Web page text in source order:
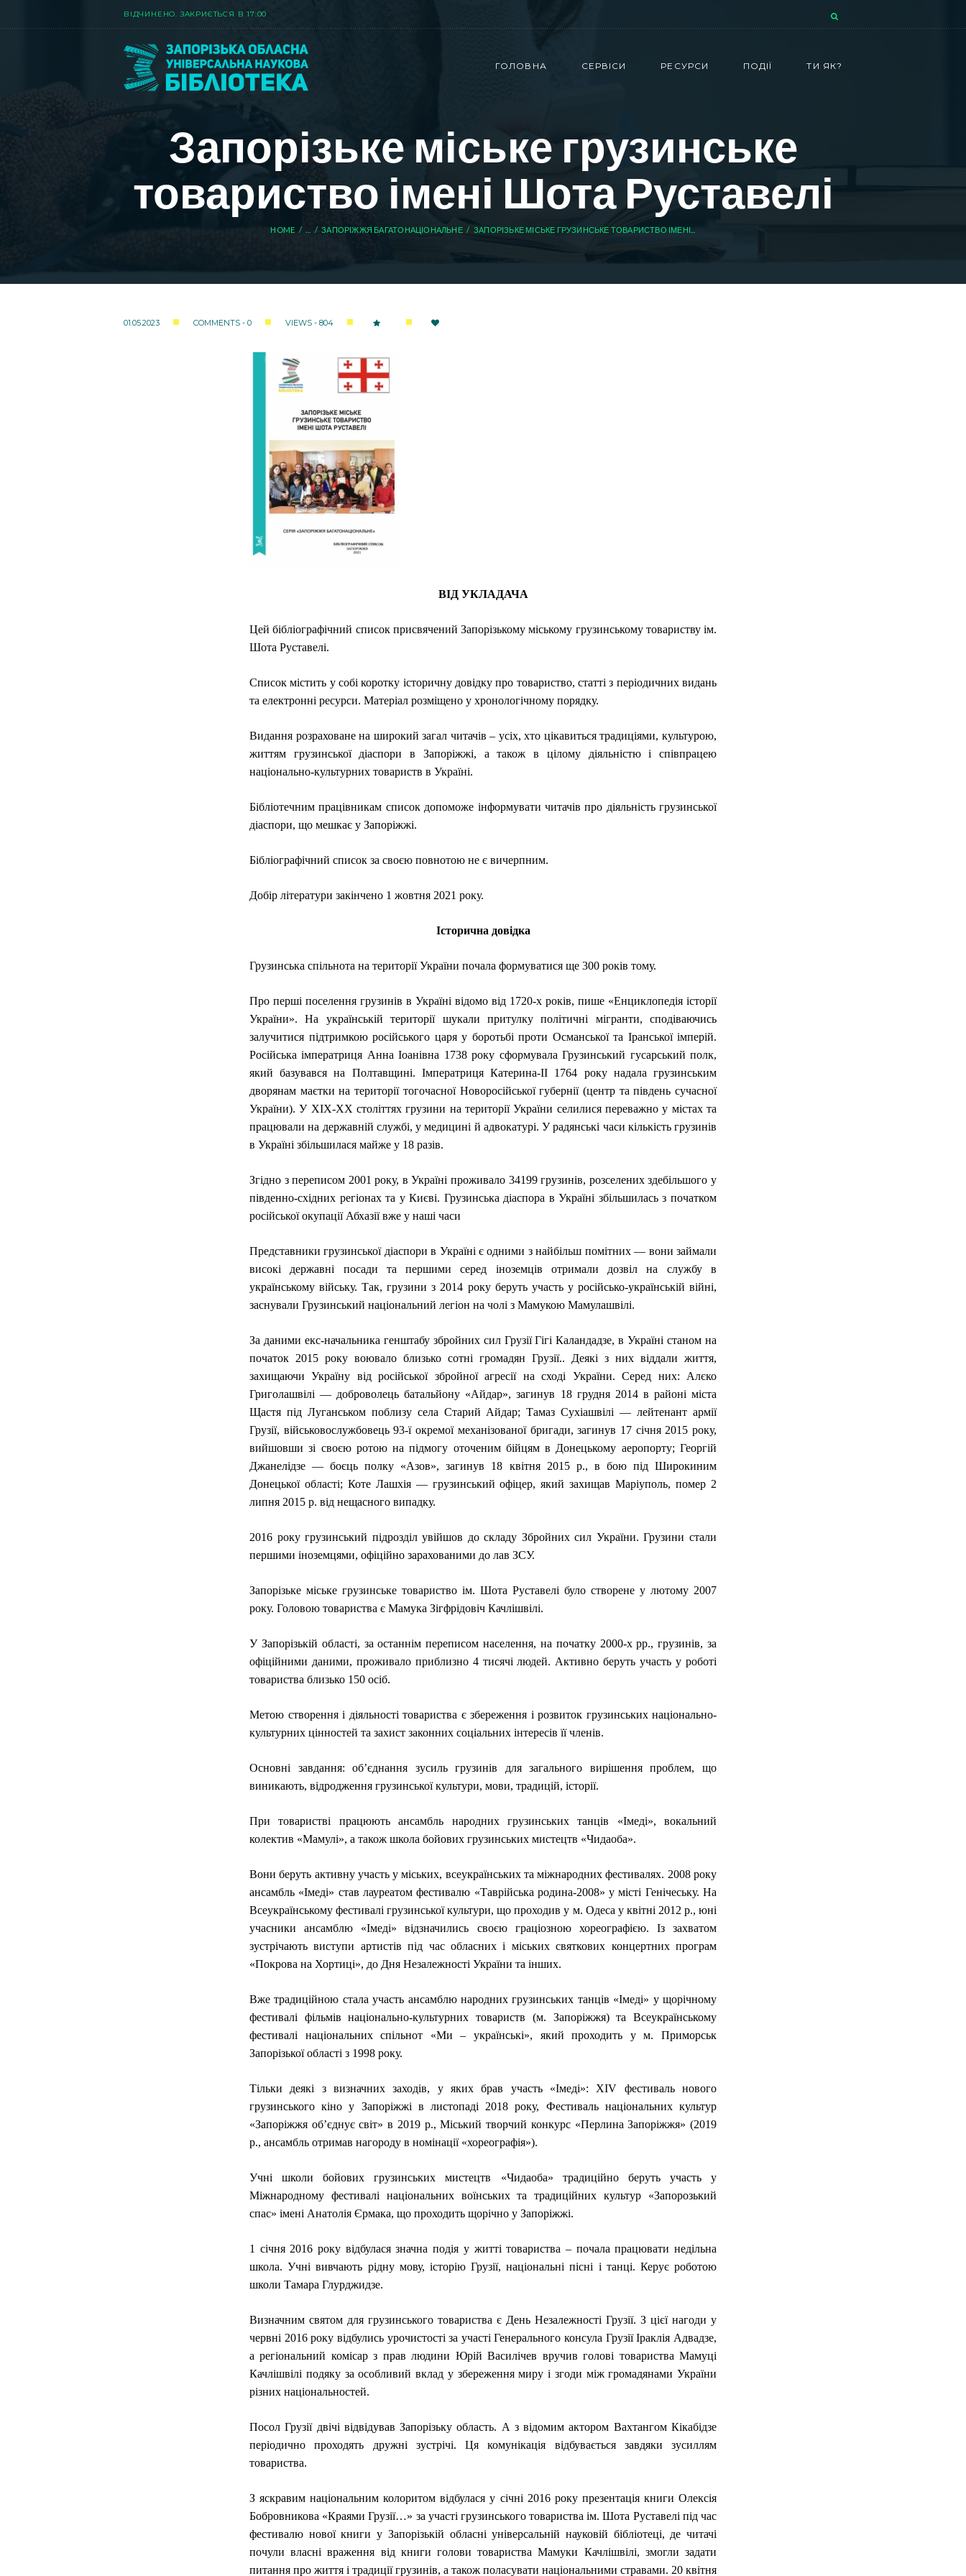
ВIДЧИНЕНО. ЗАКРИЄТЬСЯ В 17:00
ГОЛОВНА СЕРВІСИ РЕСУРСИ ПОДІЇ ТИ ЯК?
Запорізьке міське грузинське
товариство імені Шота Руставелі
HOME ЗАПОРІЖЖЯ БАГАТОНАЦІОНАЛЬНЕ ЗАПОРІЗЬКЕ МІСЬКЕ ГРУЗИНСЬКЕ ТОВАРИСТВО ІМЕНІ...
01.05.2023 COMMENTS - 0 VIEWS - 804
ВІД УКЛАДАЧА
Цей бібліографічний список присвячений Запорізькому міському грузинському товариству ім.
Шота Руставелі.
Список містить у собі коротку історичну довідку про товариство, статті з періодичних видань
та електронні ресурси. Матеріал розміщено у хронологічному порядку.
Видання розраховане на широкий загал читачів – усіх, хто цікавиться традиціями, культурою,
життям грузинської діаспори в Запоріжжі, а також в цілому діяльністю і співпрацею
національно-культурних товариств в Україні.
Бібліотечним працівникам список допоможе інформувати читачів про діяльність грузинської
діаспори, що мешкає у Запоріжжі.
Бібліографічний список за своєю повнотою не є вичерпним.
Добір літератури закінчено 1 жовтня 2021 року.
Історична довідка
Грузинська спільнота на території України почала формуватися ще 300 років тому.
Про перші поселення грузинів в Україні відомо від 1720-х років, пише «Енциклопедія історії
України». На українській території шукали притулку політичні мігранти, сподіваючись
залучитися підтримкою російського царя у боротьбі проти Османської та Іранської імперій.
Російська імператриця Анна Іоанівна 1738 року сформувала Грузинський гусарський полк,
який базувався на Полтавщині. Імператриця Катерина-ІІ 1764 року надала грузинським
дворянам маєтки на території тогочасної Новоросійської губернії (центр та південь сучасної
України). У ХІХ-ХХ століттях грузини на території України селилися переважно у містах та
працювали на державній службі, у медицині й адвокатурі. У радянські часи кількість грузинів
в Україні збільшилася майже у 18 разів.
Згідно з переписом 2001 року, в Україні проживало 34199 грузинів, розселених здебільшого у
південно-східних регіонах та у Києві. Грузинська діаспора в Україні збільшилась з початком
російської окупації Абхазії вже у наші часи
Представники грузинської діаспори в Україні є одними з найбільш помітних — вони займали
високі державні посади та першими серед іноземців отримали дозвіл на службу в
українському війську. Так, грузини з 2014 року беруть участь у російсько-українській війні,
заснували Грузинський національний легіон на чолі з Мамукою Мамулашвілі.
За даними екс-начальника генштабу збройних сил Грузії Гігі Каландадзе, в Україні станом на
початок 2015 року воювало близько сотні громадян Грузії.. Деякі з них віддали життя,
захищаючи Україну від російської збройної агресії на сході України. Серед них: Алєко
Григолашвілі — доброволець батальйону «Айдар», загинув 18 грудня 2014 в районі міста
Щастя під Луганськом поблизу села Старий Айдар; Тамаз Сухіашвілі — лейтенант армії
Грузії, військовослужбовець 93-ї окремої механізованої бригади, загинув 17 січня 2015 року,
вийшовши зі своєю ротою на підмогу оточеним бійцям в Донецькому аеропорту; Георгій
Джанелідзе — боєць полку «Азов», загинув 18 квітня 2015 р., в бою під Широкиним
Донецької області; Коте Лашхія — грузинський офіцер, який захищав Маріуполь, помер 2
липня 2015 р. від нещасного випадку.
2016 року грузинський підрозділ увійшов до складу Збройних сил України. Грузини стали
першими іноземцями, офіційно зарахованими до лав ЗСУ.
Запорізьке міське грузинське товариство ім. Шота Руставелі було створене у лютому 2007
року. Головою товариства є Мамука Зігфрідовіч Качлішвілі.
У Запорізькій області, за останнім переписом населення, на початку 2000-х рр., грузинів, за
офіційними даними, проживало приблизно 4 тисячі людей. Активно беруть участь у роботі
товариства близько 150 осіб.
Метою створення і діяльності товариства є збереження і розвиток грузинських національно-
культурних цінностей та захист законних соціальних інтересів її членів.
Основні завдання: об’єднання зусиль грузинів для загального вирішення проблем, що
виникають, відродження грузинської культури, мови, традицій, історії.
При товаристві працюють ансамбль народних грузинських танців «Імеді», вокальний
колектив «Мамулі», а також школа бойових грузинських мистецтв «Чидаоба».
Вони беруть активну участь у міських, всеукраїнських та міжнародних фестивалях. 2008 року
ансамбль «Імеді» став лауреатом фестивалю «Таврійська родина-2008» у місті Генічеську. На
Всеукраїнському фестивалі грузинської культури, що проходив у м. Одеса у квітні 2012 р., юні
учасники ансамблю «Імеді» відзначились своєю граціозною хореографією. Із захватом
зустрічають виступи артистів під час обласних і міських святкових концертних програм
«Покрова на Хортиці», до Дня Незалежності України та інших.
Вже традиційною стала участь ансамблю народних грузинських танців «Імеді» у щорічному
фестивалі фільмів національно-культурних товариств (м. Запоріжжя) та Всеукраїнському
фестивалі національних спільнот «Ми – українські», який проходить у м. Приморськ
Запорізької області з 1998 року.
Тільки деякі з визначних заходів, у яких брав участь «Імеді»: XIV фестиваль нового
грузинського кіно у Запоріжжі в листопаді 2018 року, Фестиваль національних культур
«Запоріжжя об’єднує світ» в 2019 р., Міський творчий конкурс «Перлина Запоріжжя» (2019
р., ансамбль отримав нагороду в номінації «хореографія»).
Учні школи бойових грузинських мистецтв «Чидаоба» традиційно беруть участь у
Міжнародному фестивалі національних воїнських та традиційних культур «Запорозький
спас» імені Анатолія Єрмака, що проходить щорічно у Запоріжжі.
1 січня 2016 року відбулася значна подія у житті товариства – почала працювати недільна
школа. Учні вивчають рідну мову, історію Грузії, національні пісні і танці. Керує роботою
школи Тамара Глурджидзе.
Визначним святом для грузинського товариства є День Незалежності Грузії. З цієї нагоди у
червні 2016 року відбулись урочистості за участі Генерального консула Грузії Іраклія Адвадзе,
а регіональний комісар з прав людини Юрій Василічев вручив голові товариства Мамуці
Качлішвілі подяку за особливий вклад у збереження миру і згоди між громадянами України
різних національностей.
Посол Грузії двічі відвідував Запорізьку область. А з відомим актором Вахтангом Кікабідзе
періодично проходять дружні зустрічі. Ця комунікація відбувається завдяки зусиллям
товариства.
З яскравим національним колоритом відбулася у січні 2016 року презентація книги Олексія
Бобровникова «Краями Грузії…» за участі грузинського товариства ім. Шота Руставелі під час
фестивалю нової книги у Запорізькій обласні універсальній науковій бібліотеці, де читачі
почули власні враження від книги голови товариства Мамуки Качлішвілі, змогли задати
питання про життя і традиції грузинів, а також поласувати національними стравами. 20 квітня